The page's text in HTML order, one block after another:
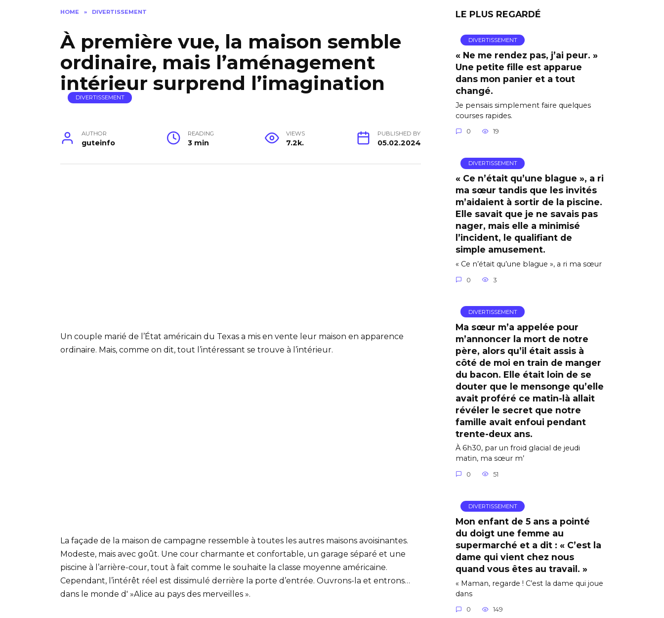
HOME » DIVERTISSEMENT
À première vue, la maison semble
ordinaire, mais l’aménagement
intérieur surprend l’imagination
DIVERTISSEMENT
AUTHOR
guteinfo
READING
3 min
VIEWS
7.2k.
PUBLISHED BY
05.02.2024
Un couple marié de l’État américain du Texas a mis en vente leur maison en apparence
ordinaire. Mais, comme on dit, tout l’intéressant se trouve à l’intérieur.
La façade de la maison de campagne ressemble à toutes les autres maisons avoisinantes.
Modeste, mais avec goût. Une cour charmante et confortable, un garage séparé et une
piscine à l’arrière-cour, tout à fait comme le souhaite la classe moyenne américaine.
Cependant, l’intérêt réel est dissimulé derrière la porte d’entrée. Ouvrons-la et entrons…
dans le monde d' »Alice au pays des merveilles ».
LE PLUS REGARDÉ
DIVERTISSEMENT
« Ne me rendez pas, j’ai peur. »
Une petite fille est apparue
dans mon panier et a tout
changé.
Je pensais simplement faire quelques
courses rapides.
0 19
DIVERTISSEMENT
« Ce n’était qu’une blague », a ri
ma sœur tandis que les invités
m’aidaient à sortir de la piscine.
Elle savait que je ne savais pas
nager, mais elle a minimisé
l’incident, le qualifiant de
simple amusement.
« Ce n’était qu’une blague », a ri ma sœur
0 3
DIVERTISSEMENT
Ma sœur m’a appelée pour
m’annoncer la mort de notre
père, alors qu’il était assis à
côté de moi en train de manger
du bacon. Elle était loin de se
douter que le mensonge qu’elle
avait proféré ce matin-là allait
révéler le secret que notre
famille avait enfoui pendant
trente-deux ans.
À 6h30, par un froid glacial de jeudi
matin, ma sœur m’
0 51
DIVERTISSEMENT
Mon enfant de 5 ans a pointé
du doigt une femme au
supermarché et a dit : « C’est la
dame qui vient chez nous
quand vous êtes au travail. »
« Maman, regarde ! C’est la dame qui joue
dans
0 149